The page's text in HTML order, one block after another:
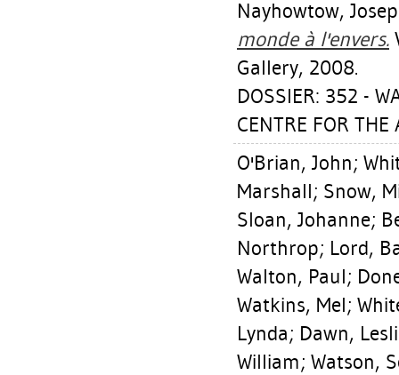
Nayhowtow,
monde à l'envers.
Gallery, 2008.
DOSSIER: 352 -
CENTRE FOR
O'Brian, John;
Marshall; Snow,
Sloan, Johanne;
Northrop; Lord,
Walton, Paul;
Watkins, Mel;
Lynda; Dawn,
William; Watson,